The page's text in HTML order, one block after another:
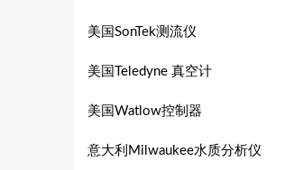
美国SonTek测流仪
美国Teledyne 真空计
美国Watlow控制器
意大利Milwaukee水质分析仪